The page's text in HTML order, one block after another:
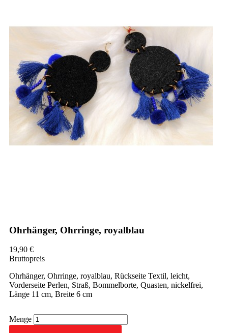
Ohrhänger, Ohrringe, royalblau
19,90 €
Bruttopreis
Ohrhänger, Ohrringe, royalblau, Rückseite Textil, leicht,
Vorderseite Perlen, Straß, Bommelborte, Quasten, nickelfrei,
Länge 11 cm, Breite 6 cm
Menge